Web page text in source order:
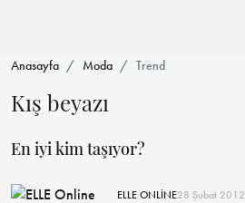
Anasayfa Moda Trend
Kış beyazı
En iyi kim taşıyor?
ELLE ONLİNE28 Şubat 2012